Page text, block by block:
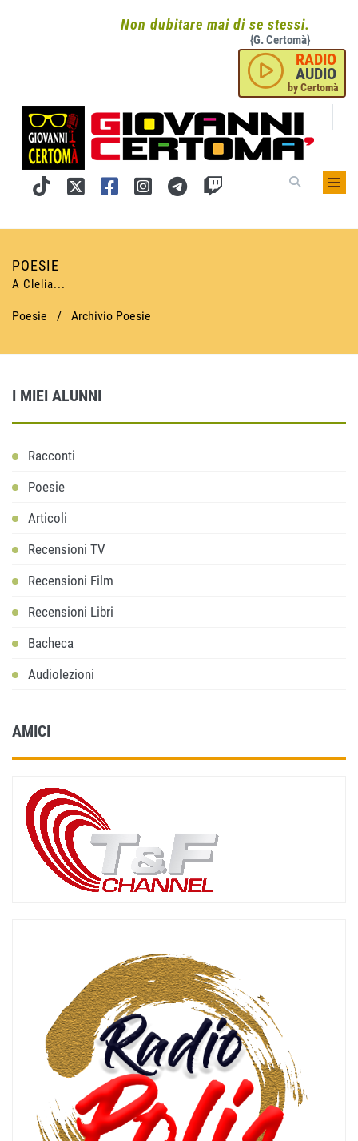
Non dubitare mai di se stessi.
{G. Certomà}
RADIO
AUDIO
by Certomà
POESIE
A Clelia...
Poesie / Archivio Poesie
I MIEI ALUNNI
Racconti
Poesie
Articoli
Recensioni TV
Recensioni Film
Recensioni Libri
Bacheca
Audiolezioni
AMICI